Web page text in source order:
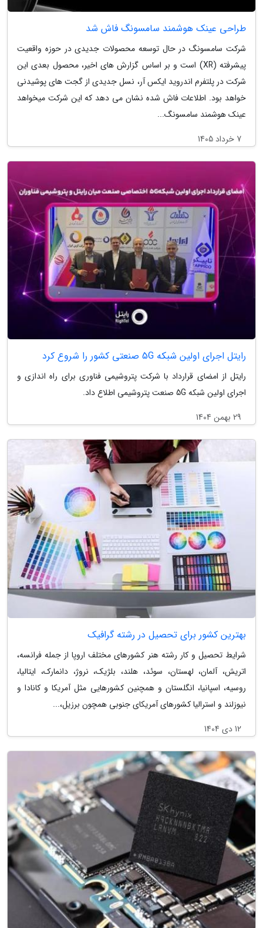
طراحی عینک هوشمند سامسونگ فاش شد
شرکت سامسونگ در حال توسعه محصولات جدیدی در حوزه واقعیت
پیشرفته (XR) است و بر اساس گزارش های اخیر، محصول بعدی این
شرکت در پلتفرم اندروید ایکس آر، نسل جدیدی از گجت های پوشیدنی
خواهد بود. اطلاعات فاش شده نشان می دهد که این شرکت میخواهد
عینک هوشمند سامسونگ...
7 خرداد 1405
رایتل اجرای اولین شبکه 5G صنعتی کشور را شروع کرد
رایتل از امضای قرارداد با شرکت پتروشیمی فناوری برای راه اندازی و
اجرای اولین شبکه 5G صنعت پتروشیمی اطلاع داد.
29 بهمن 1404
بهترین کشور برای تحصیل در رشته گرافیک
شرایط تحصیل و کار رشته هنر کشورهای مختلف اروپا از جمله فرانسه،
اتریش، آلمان، لهستان، سوئد، هلند، بلژیک، نروژ، دانمارک، ایتالیا،
روسیه، اسپانیا، انگلستان و همچنین کشورهایی مثل آمریکا و کانادا و
نیوزلند و استرالیا کشورهای آمریکای جنوبی همچون برزیل،...
12 دی 1404